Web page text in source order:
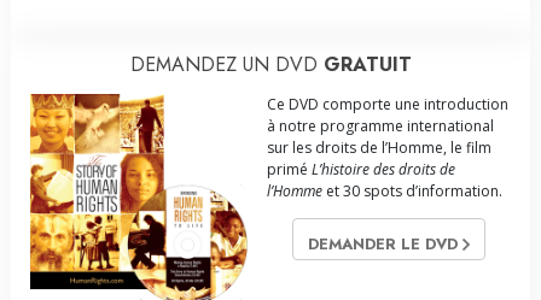
DEMANDEZ UN DVD GRATUIT
Ce DVD comporte une introduction
à notre programme international
sur les droits de l’Homme, le film
primé L’histoire des droits de
l’Homme et 30 spots d’information.
DEMANDER LE DVD